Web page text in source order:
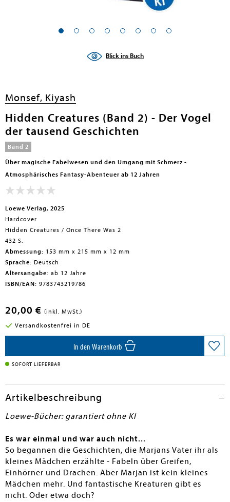
submenu
submenu
Blick ins Buch
Monsef, Kiyash
Hidden Creatures (Band 2) - Der Vogel
der tausend Geschichten
Band 2
Über magische Fabelwesen und den Umgang mit Schmerz -
Atmosphärisches Fantasy-Abenteuer ab 12 Jahren
Loewe Verlag, 2025
Hardcover
Hidden Creatures / Once There Was 2
432 S.
Abmessung: 153 mm x 215 mm x 12 mm
Sprache: Deutsch
Altersangabe: ab 12 Jahre
ISBN/EAN: 9783743219786
20,00 € (inkl. MwSt.)
Versandkostenfrei in DE
In den Warenkorb
SOFORT LIEFERBAR
Artikelbeschreibung
Loewe-Bücher: garantiert ohne KI
Es war einmal und war auch nicht...
So begannen die Geschichten, die Marjans Vater ihr als
kleines Mädchen erzählte - Fabeln über Greifen,
Einhörner und Drachen. Aber Marjan ist kein kleines
Mädchen mehr. Und fantastische Kreaturen gibt es
nicht. Oder etwa doch?